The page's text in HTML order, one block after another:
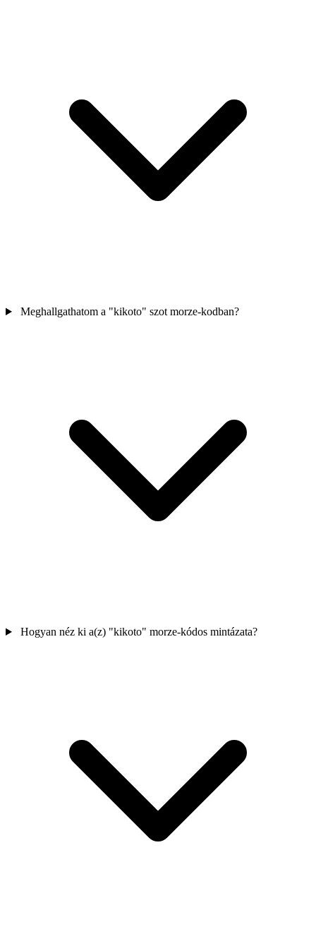
Meghallgathatom a "kikoto" szot morze-kodban?
Hogyan néz ki a(z) "kikoto" morze-kódos mintázata?